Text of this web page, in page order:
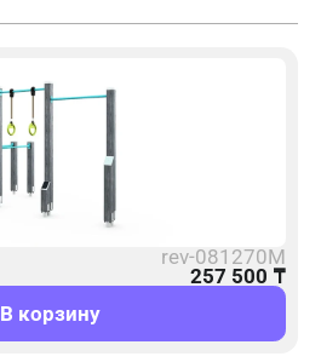
rev-081270M
257 500 ₸
В корзину